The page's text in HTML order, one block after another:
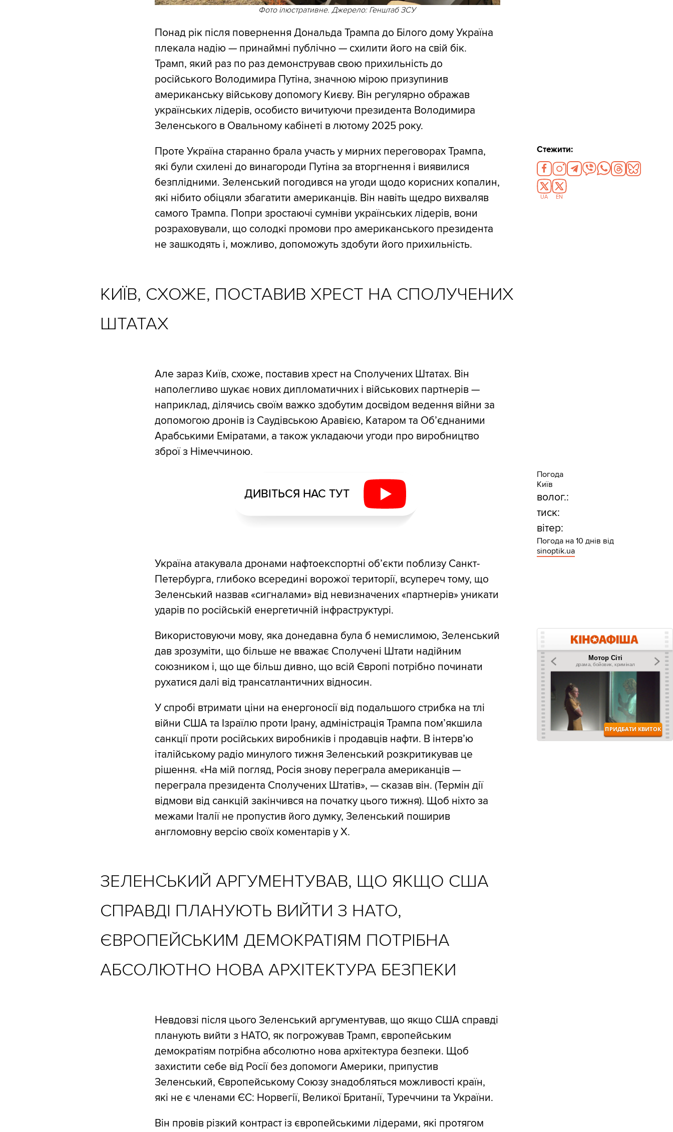
Фото ілюстративне. Джерело: Генштаб ЗСУ
Понад рік після повернення Дональда Трампа до Білого дому Україна
плекала надію — принаймні публічно — схилити його на свій бік.
Трамп, який раз по раз демонстрував свою прихильність до
російського Володимира Путіна, значною мірою призупинив
американську військову допомогу Києву. Він регулярно ображав
українських лідерів, особисто вичитуючи президента Володимира
Зеленського в Овальному кабінеті в лютому 2025 року.
Проте Україна старанно брала участь у мирних переговорах Трампа,
які були схилені до винагороди Путіна за вторгнення і виявилися
безплідними. Зеленський погодився на угоди щодо корисних копалин,
які нібито обіцяли збагатити американців. Він навіть щедро вихваляв
самого Трампа. Попри зростаючі сумніви українських лідерів, вони
розраховували, що солодкі промови про американського президента
не зашкодять і, можливо, допоможуть здобути його прихильність.
КИЇВ, СХОЖЕ, ПОСТАВИВ ХРЕСТ НА СПОЛУЧЕНИХ
ШТАТАХ
Але зараз Київ, схоже, поставив хрест на Сполучених Штатах. Він
наполегливо шукає нових дипломатичних і військових партнерів —
наприклад, ділячись своїм важко здобутим досвідом ведення війни за
допомогою дронів із Саудівською Аравією, Катаром та Об’єднаними
Арабськими Еміратами, а також укладаючи угоди про виробництво
зброї з Німеччиною.
ДИВІТЬСЯ НАС ТУТ
Україна атакувала дронами нафтоекспортні об’єкти поблизу Санкт-
Петербурга, глибоко всередині ворожої території, всупереч тому, що
Зеленський назвав «сигналами» від невизначених «партнерів» уникати
ударів по російській енергетичній інфраструктурі.
Використовуючи мову, яка донедавна була б немислимою, Зеленський
дав зрозуміти, що більше не вважає Сполучені Штати надійним
союзником і, що ще більш дивно, що всій Європі потрібно починати
рухатися далі від трансатлантичних відносин.
У спробі втримати ціни на енергоносії від подальшого стрибка на тлі
війни США та Ізраїлю проти Ірану, адміністрація Трампа пом’якшила
санкції проти російських виробників і продавців нафти. В інтерв’ю
італійському радіо минулого тижня Зеленський розкритикував це
рішення. «На мій погляд, Росія знову переграла американців —
переграла президента Сполучених Штатів», — сказав він. (Термін дії
відмови від санкцій закінчився на початку цього тижня). Щоб ніхто за
межами Італії не пропустив його думку, Зеленський поширив
англомовну версію своїх коментарів у X.
ЗЕЛЕНСЬКИЙ АРГУМЕНТУВАВ, ЩО ЯКЩО США
СПРАВДІ ПЛАНУЮТЬ ВИЙТИ З НАТО,
ЄВРОПЕЙСЬКИМ ДЕМОКРАТІЯМ ПОТРІБНА
АБСОЛЮТНО НОВА АРХІТЕКТУРА БЕЗПЕКИ
Невдовзі після цього Зеленський аргументував, що якщо США справді
планують вийти з НАТО, як погрожував Трамп, європейським
демократіям потрібна абсолютно нова архітектура безпеки. Щоб
захистити себе від Росії без допомоги Америки, припустив
Зеленський, Європейському Союзу знадобляться можливості країн,
які не є членами ЄС: Норвегії, Великої Британії, Туреччини та України.
Він провів різкий контраст із європейськими лідерами, які протягом
Стежити:
UA EN
Погода
Київ
волог.:
тиск:
вітер:
Погода на 10 днів від
sinoptik.ua